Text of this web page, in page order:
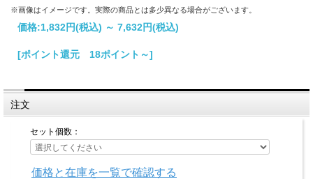
※画像はイメージです。実際の商品とは多少異なる場合がございます。
価格:1,832円(税込) ～ 7,632円(税込)
[ポイント還元 18ポイント～]
注文
セット個数：
価格と在庫を一覧で確認する